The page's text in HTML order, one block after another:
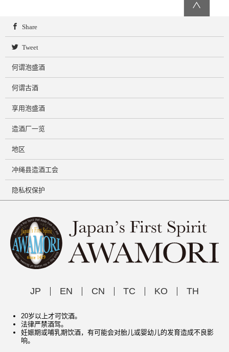
∧
Share
Tweet
何谓泡盛酒
何谓古酒
享用泡盛酒
造酒厂一览
地区
冲绳县造酒工会
隐私权保护
JP EN CN TC KO TH
20岁以上才可饮酒。
法律严禁酒驾。
妊娠期或哺乳期饮酒，有可能会对胎儿或婴幼儿的发育造成不良影
响。